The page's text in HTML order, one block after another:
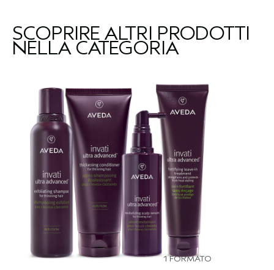
SCOPRIRE ALTRI PRODOTTI
NELLA CATEGORIA
1 FORMATO